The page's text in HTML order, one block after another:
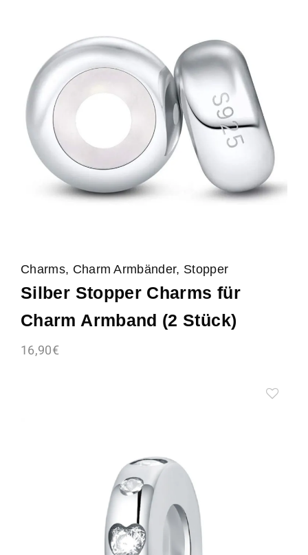
Charms, Charm Armbänder, Stopper
Silber Stopper Charms für
Charm Armband (2 Stück)
16,90€